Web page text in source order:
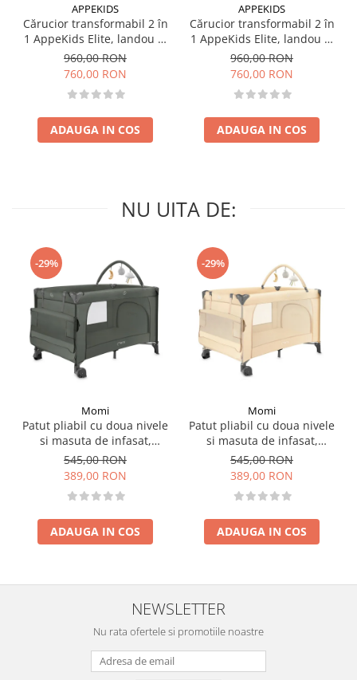
APPEKIDS
Cărucior transformabil 2 în
1 AppeKids Elite, landou și
scaun sport reversibil,
suspensii, adaptori scoică
auto, până la 22 kg - Navy
Grey
960,00 RON
760,00 RON
ADAUGA IN COS
APPEKIDS
Cărucior transformabil 2 în
1 AppeKids Elite, landou și
scaun sport reversibil,
suspensii, adaptori scoică
auto, până la 22 kg - Sand
960,00 RON
760,00 RON
ADAUGA IN COS
NU UITA DE:
-29%
Momi
Patut pliabil cu doua nivele
si masuta de infasat,
60x120 cm, Momi, Belove
Plus - Green
545,00 RON
389,00 RON
ADAUGA IN COS
-29%
Momi
Patut pliabil cu doua nivele
si masuta de infasat,
60x120 cm, Momi, Belove
Plus -Beige
545,00 RON
389,00 RON
ADAUGA IN COS
NEWSLETTER
Nu rata ofertele si promotiile noastre